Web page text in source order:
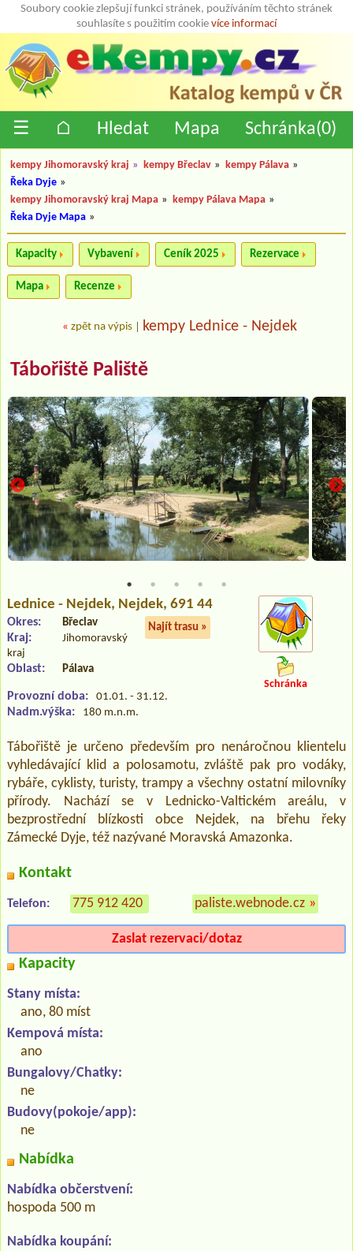
Soubory cookie zlepšují funkci stránek, používáním těchto stránek
souhlasíte s použitím cookie více informací
☰ ⌂ Hledat Mapa Schránka(0)
kempy Jihomoravský kraj » kempy Břeclav » kempy Pálava »
Řeka Dyje »
kempy Jihomoravský kraj Mapa » kempy Pálava Mapa »
Řeka Dyje Mapa »
Kapacity Vybavení Ceník 2025 Rezervace
Mapa Recenze
« zpět na výpis kempy Lednice - Nejdek
Tábořiště Paliště
Lednice - Nejdek, Nejdek, 691 44
Najít trasu »
Okres: Břeclav
Kraj:
Jihomoravský
kraj
Oblast: Pálava
Provozní doba: 01.01. - 31.12.
Nadm.výška: 180 m.n.m.
Schránka
Tábořiště je určeno především pro nenáročnou klientelu
vyhledávající klid a polosamotu, zvláště pak pro vodáky,
rybáře, cyklisty, turisty, trampy a všechny ostatní milovníky
přírody. Nachází se v Lednicko-Valtickém areálu, v
bezprostřední blízkosti obce Nejdek, na břehu řeky
Zámecké Dyje, též nazývané Moravská Amazonka.
Kontakt
Telefon: 775 912 420 paliste.webnode.cz »
Zaslat rezervaci/dotaz
Kapacity
Stany místa:
ano, 80 míst
Kempová místa:
ano
Bungalovy/Chatky:
ne
Budovy(pokoje/app):
ne
Nabídka
Nabídka občerstvení:
hospoda 500 m
Nabídka koupání: